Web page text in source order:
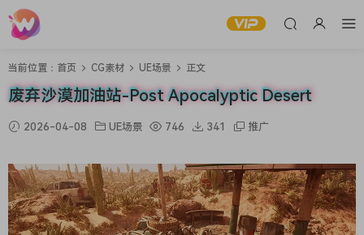
当前位置： 首页 CG素材 UE场景 正文
废弃沙漠加油站-Post Apocalyptic Desert
2026-04-08 UE场景 746 341 推广